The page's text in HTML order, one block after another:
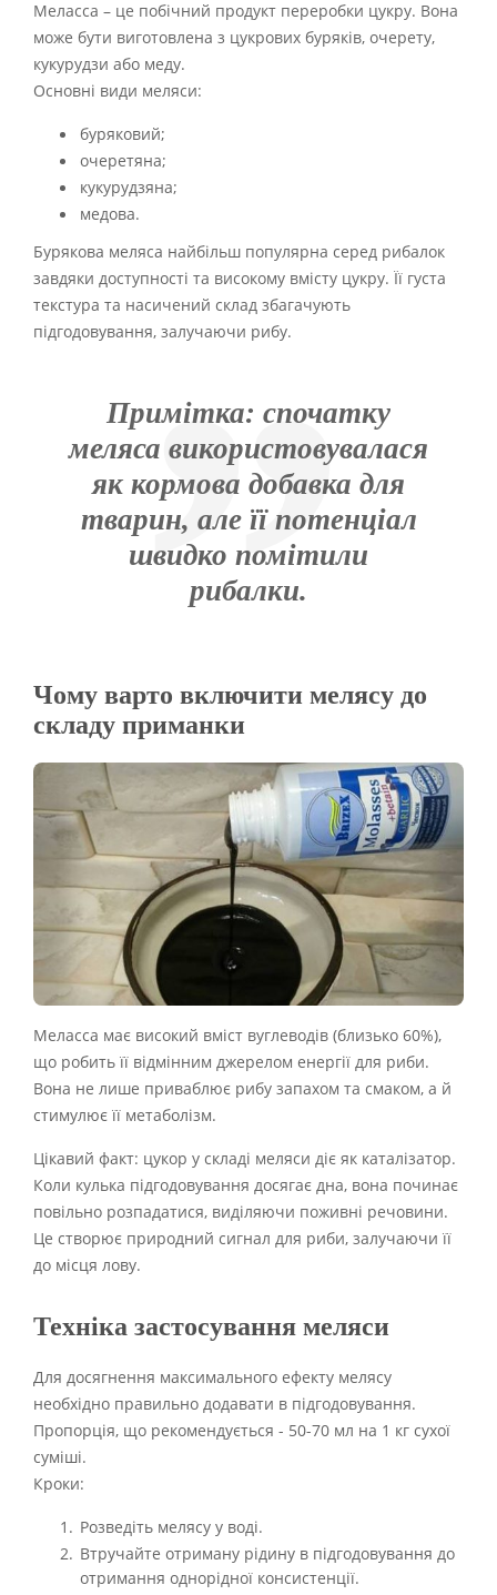
Меласса – це побічний продукт переробки цукру. Вона
може бути виготовлена з цукрових буряків, очерету,
кукурудзи або меду.
Основні види меляси:
буряковий;
очеретяна;
кукурудзяна;
медова.
Бурякова меляса найбільш популярна серед рибалок
завдяки доступності та високому вмісту цукру. Її густа
текстура та насичений склад збагачують
підгодовування, залучаючи рибу.
Примітка: спочатку
меляса використовувалася
як кормова добавка для
тварин, але її потенціал
швидко помітили
рибалки.
Чому варто включити мелясу до
складу приманки
Меласса має високий вміст вуглеводів (близько 60%),
що робить її відмінним джерелом енергії для риби.
Вона не лише приваблює рибу запахом та смаком, а й
стимулює її метаболізм.
Цікавий факт: цукор у складі меляси діє як каталізатор.
Коли кулька підгодовування досягає дна, вона починає
повільно розпадатися, виділяючи поживні речовини.
Це створює природний сигнал для риби, залучаючи її
до місця лову.
Техніка застосування меляси
Для досягнення максимального ефекту мелясу
необхідно правильно додавати в підгодовування.
Пропорція, що рекомендується - 50-70 мл на 1 кг сухої
суміші.
Кроки:
Розведіть мелясу у воді.
Втручайте отриману рідину в підгодовування до
отримання однорідної консистенції.